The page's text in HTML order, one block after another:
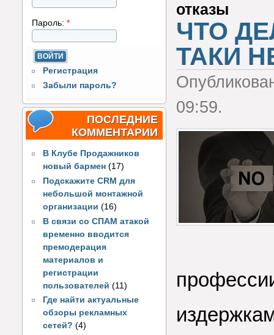
Пароль: *
Регистрация
Забыли пароль?
ПОСЛЕДНИЕ
КОММЕНТАРИИ
В Клубе Продажников
новый бармен (17)
Подскажите CRM для
небольшой монтажной
организации (16)
В связи со СПАМ атакой
временно вводится
премодерация
материалов и
регистрации
пользователей(11)
Где найти актуальные
обзоры рекламных
сетей? (4)
отказы
ЧТО
ТАКИ
09:59.